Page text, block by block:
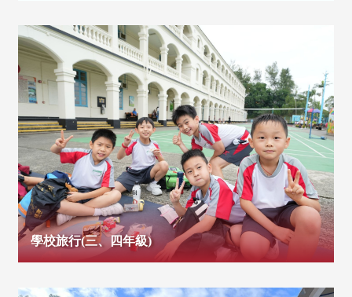
學校旅行(三、四年級)